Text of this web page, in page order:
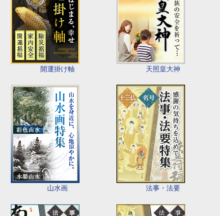
開運掛け軸 天照皇大神
山水画 法事・法要